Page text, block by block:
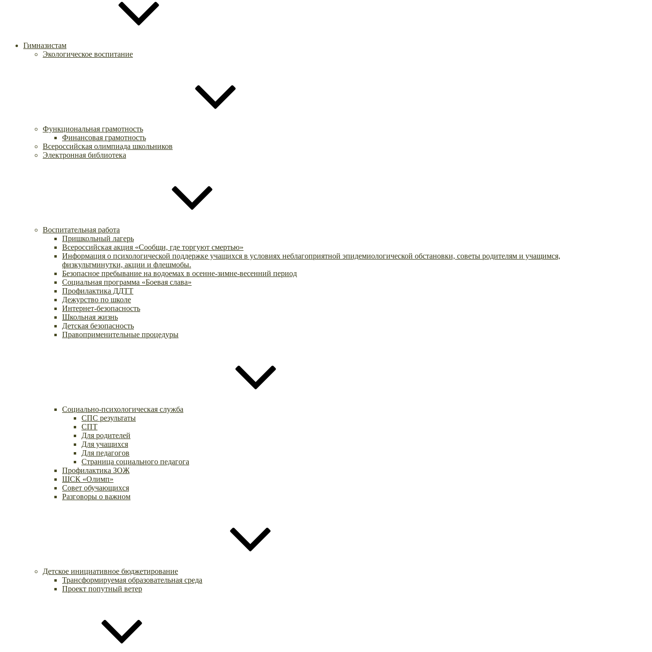
Гимназистам
Экологическое воспитание
Функциональная грамотность
Финансовая грамотность
Всероссийская олимпиада школьников
Электронная библиотека
Воспитательная работа
Пришкольный лагерь
Всероссийская акция «Сообщи, где торгуют смертью»
Информация о психологической поддержке учащихся в условиях неблагоприятной эпидемиологической обстановки, советы родителям и учащимся,
физкультминутки, акции и флешмобы.
Безопасное пребывание на водоемах в осенне-зимне-весенний период
Социальная программа «Боевая слава»
Профилактика ДДТТ
Дежурство по школе
Интернет-безопасность
Школьная жизнь
Детская безопасность
Правоприменительные процедуры
Социально-психологическая служба
СПС результаты
СПТ
Для родителей
Для учащихся
Для педагогов
Страница социального педагога
Профилактика ЗОЖ
ШСК «Олимп»
Совет обучающихся
Разговоры о важном
Детское инициативное бюджетирование
Трансформируемая образовательная среда
Проект попутный ветер